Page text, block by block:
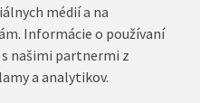
médií a na
Informácie o používaní
našimi partnermi z
a analytikov.